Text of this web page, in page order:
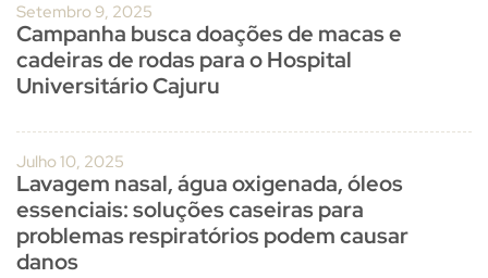
Setembro 9, 2025
Campanha busca doações de macas e
cadeiras de rodas para o Hospital
Universitário Cajuru
Julho 10, 2025
Lavagem nasal, água oxigenada, óleos
essenciais: soluções caseiras para
problemas respiratórios podem causar
danos